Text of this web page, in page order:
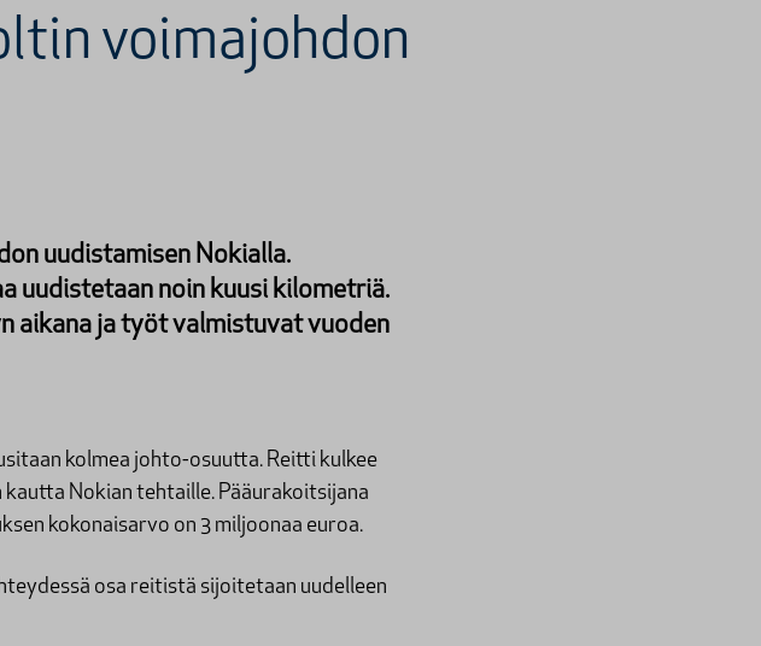
voimajohdon
uudistamisen Nokialla.
uudistetaan noin kuusi kilometriä.
aikana ja työt valmistuvat vuoden
kolmea johto-osuutta. Reitti kulkee
Nokian tehtaille. Pääurakoitsijana
kokonaisarvo on 3 miljoonaa euroa.
osa reitistä sijoitetaan uudelleen